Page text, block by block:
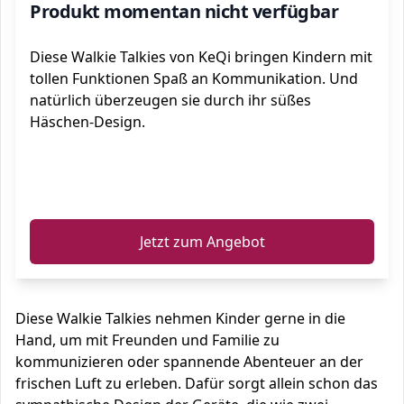
Produkt momentan nicht verfügbar
Diese Walkie Talkies von KeQi bringen Kindern mit
tollen Funktionen Spaß an Kommunikation. Und
natürlich überzeugen sie durch ihr süßes
Häschen-Design.
Jetzt zum Angebot
Diese Walkie Talkies nehmen Kinder gerne in die
Hand, um mit Freunden und Familie zu
kommunizieren oder spannende Abenteuer an der
frischen Luft zu erleben. Dafür sorgt allein schon das